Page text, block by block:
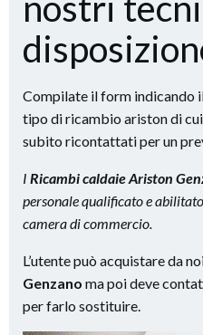
Compilate il form indicando
tipo di ricambio ariston di
subito ricontattati per un
I Ricambi caldaie Ariston
personale qualificato e
camera di commercio.
L’utente può acquistare da
Genzano ma poi deve
per farlo sostituire.